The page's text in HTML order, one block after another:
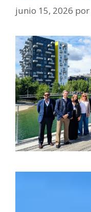
junio 15, 2026 por